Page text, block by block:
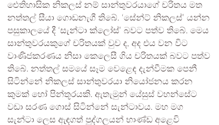
ඓතිහාසික නිකලස් නම් සාන්තුවරයාගේ චරිතය මත
නත්තල් සීයා ගොඩනැගී තිබේ. ‘සේන්ට් නිකලස්’ යන්න
පසුකාලයේ දී ‘සැන්ටා ක්ලෝස්’ බවට පත්ව තිබේ. මෙය
සාන්තුවරයකුගේ චරිතයක් වුව ද, අද එය වන විට
වාණිජකරණය නිසා කෙලෙසී ගිය චරිතයක් බවට පත්ව
තිබේ. නත්තල් සමයේ සෑම වෙළෙඳ දැන්වීමක පෙනී
සිටින්නේ නිකලස් සාන්තුවරයා නියෝජනය කරන
කුමක් හෝ පින්තූරයකි. ඇතැමුන් යේසුස් වහන්සේට
වඩා සරණ ගොස් සිටින්නේ සැන්ටාවය. මහ මග
සැන්ටා ලෙස ඇඳගත් පුද්ගලයන් භාණ්ඩ අළෙවි